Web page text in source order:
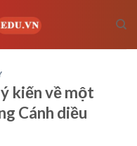
kiến về một
Cánh diều